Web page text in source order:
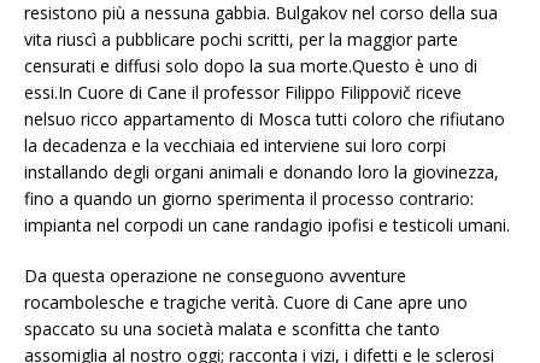
resistono più a nessuna gabbia. Bulgakov nel corso della sua
vita riuscì a pubblicare pochi scritti, per la maggior parte
censurati e diffusi solo dopo la sua morte.Questo è uno di
essi.In Cuore di Cane il professor Filippo Filippovič riceve
nelsuo ricco appartamento di Mosca tutti coloro che rifiutano
la decadenza e la vecchiaia ed interviene sui loro corpi
installando degli organi animali e donando loro la giovinezza,
fino a quando un giorno sperimenta il processo contrario:
impianta nel corpodi un cane randagio ipofisi e testicoli umani.
Da questa operazione ne conseguono avventure
rocambolesche e tragiche verità. Cuore di Cane apre uno
spaccato su una società malata e sconfitta che tanto
assomiglia al nostro oggi; racconta i vizi, i difetti e le sclerosi